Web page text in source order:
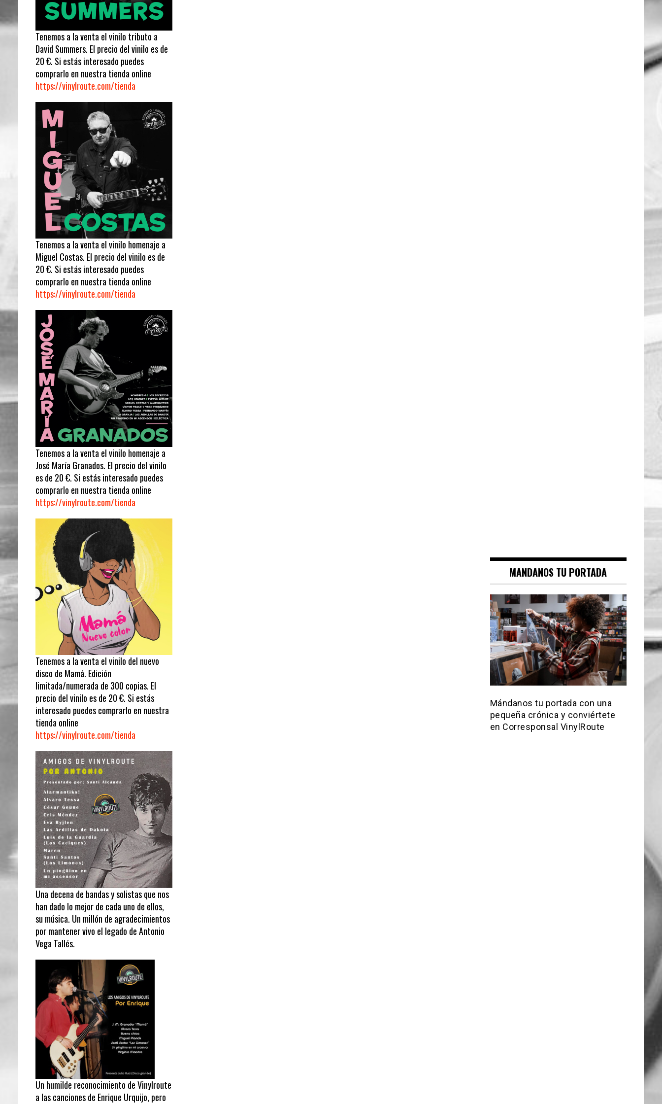
Tenemos a la venta el vinilo tributo a
David Summers. El precio del vinilo es de
20 €. Si estás interesado puedes
comprarlo en nuestra tienda online
https://vinylroute.com/tienda
Tenemos a la venta el vinilo homenaje a
Miguel Costas. El precio del vinilo es de
20 €. Si estás interesado puedes
comprarlo en nuestra tienda online
https://vinylroute.com/tienda
Tenemos a la venta el vinilo homenaje a
José María Granados. El precio del vinilo
es de 20 €. Si estás interesado puedes
comprarlo en nuestra tienda online
https://vinylroute.com/tienda
Tenemos a la venta el vinilo del nuevo
disco de Mamá. Edición
limitada/numerada de 300 copias. El
precio del vinilo es de 20 €. Si estás
interesado puedes comprarlo en nuestra
tienda online
https://vinylroute.com/tienda
Una decena de bandas y solistas que nos
han dado lo mejor de cada uno de ellos,
su música. Un millón de agradecimientos
por mantener vivo el legado de Antonio
Vega Tallés.
Un humilde reconocimiento de Vinylroute
a las canciones de Enrique Urquijo, pero
MANDANOS TU PORTADA
Mándanos tu portada con una
pequeña crónica y conviértete
en Corresponsal VinylRoute